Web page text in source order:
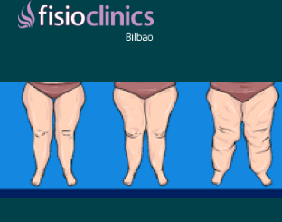
Pasar
principal